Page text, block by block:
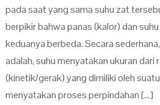
pada saat yang sama suhu zat
berpikir bahwa panas (kalor) dan
keduanya berbeda. Secara
adalah, suhu menyatakan ukuran dari
(kinetik/gerak) yang dimiliki oleh
menyatakan proses perpindahan […]